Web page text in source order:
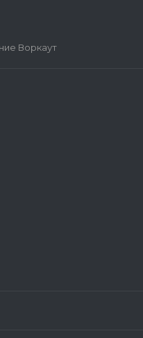
Воркаут